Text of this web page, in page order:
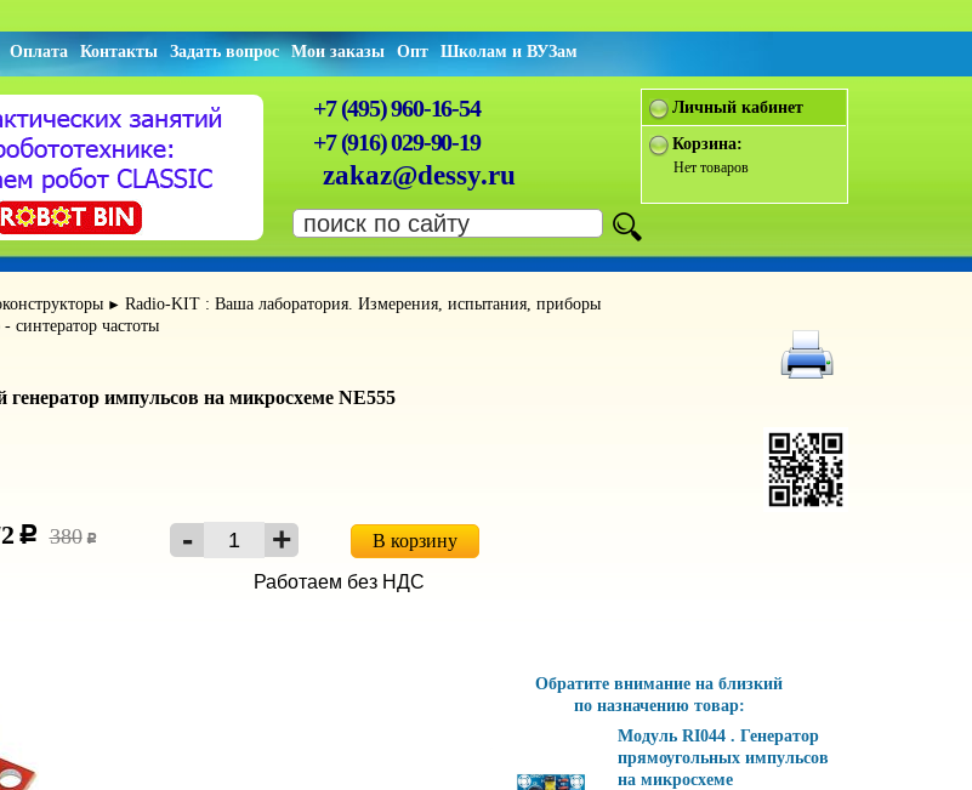
Оплата Контакты Задать вопрос Мои заказы Опт Школам и ВУЗам
+7 (495) 960-16-54
+7 (916) 029-90-19
zakaz@dessy.ru
Личный кабинет
Корзина:
Нет товаров
► Radio-KIT : Ваша лаборатория. Измерения, испытания, приборы
- синтератор частоты
импульсов на микросхеме NE555
c 380 c
В корзину
Работаем без НДС
Обратите внимание на близкий
по назначению товар:
Модуль RI044 . Генератор
прямоугольных импульсов
на микросхеме